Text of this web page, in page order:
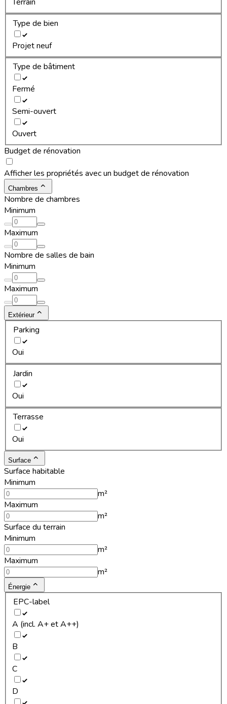
Type de bien
Projet neuf
Type de bâtiment
Fermé
Semi-ouvert
Ouvert
Budget de rénovation
Afficher les propriétés avec un budget de rénovation
Chambres
Nombre de chambres
Minimum
Maximum
Nombre de salles de bain
Minimum
Maximum
Extérieur
Parking
Oui
Jardin
Oui
Terrasse
Oui
Surface
Surface habitable
Minimum
m²
Maximum
m²
Surface du terrain
Minimum
m²
Maximum
m²
Énergie
EPC-label
A (incl. A+ et A++)
B
C
D